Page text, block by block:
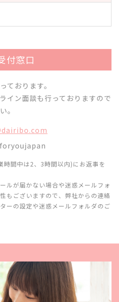
付窓口
ております。
イン面談も行っておりますので
。
間中は2、3時間以内)にお返事を
ルが届かない場合や迷惑メールフォ
もございますので、弊社からの連絡
ーの設定や迷惑メールフォルダのご